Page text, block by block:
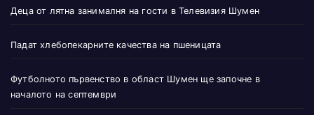
Деца от лятна занималня на гости в Телевизия Шумен
Падат хлебопекарните качества на пшеницата
Футболното първенство в област Шумен ще започне в
началото на септември